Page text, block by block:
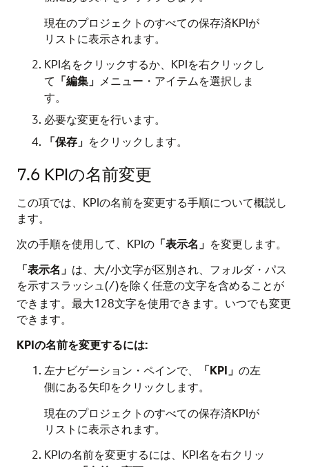
現在のプロジェクトのすべての保存済KPIが
リストに表示されます。
KPI名をクリックするか、KPIを右クリックし
て 「編集」 メニュー・アイテムを選択しま
す。
必要な変更を行います。
「保存」 をクリックします。
7.6 KPIの名前変更
この項では、KPIの名前を変更する手順について概説し
ます。
次の手順を使用して、KPIの 「表示名」 を変更します。
「表示名」 は、大/小文字が区別され、フォルダ・パス
を示すスラッシュ(/)を除く任意の文字を含めることが
できます。最大128文字を使用できます。いつでも変更
できます。
KPIの名前を変更するには:
左ナビゲーション・ペインで、
「KPI」 の左
側にある矢印をクリックします。
現在のプロジェクトのすべての保存済KPIが
リストに表示されます。
KPIの名前を変更するには、KPI名を右クリッ